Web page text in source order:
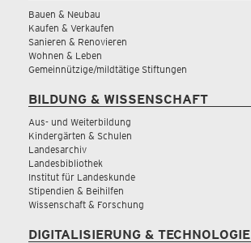
Bauen & Neubau
Kaufen & Verkaufen
Sanieren & Renovieren
Wohnen & Leben
Gemeinnützige/mildtätige Stiftungen
BILDUNG & WISSENSCHAFT
Aus- und Weiterbildung
Kindergärten & Schulen
Landesarchiv
Landesbibliothek
Institut für Landeskunde
Stipendien & Beihilfen
Wissenschaft & Forschung
DIGITALISIERUNG & TECHNOLOGIE